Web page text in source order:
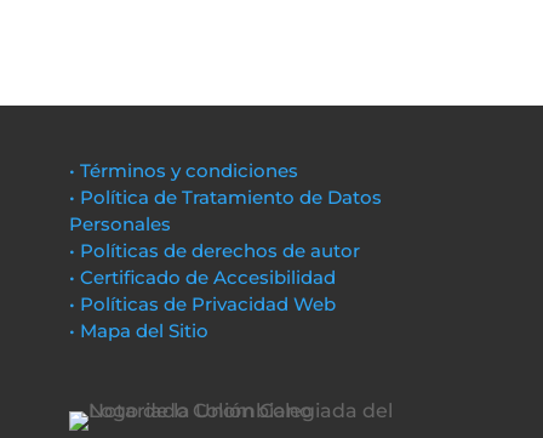
• Términos y condiciones
• Política de Tratamiento de Datos
Personales
• Políticas de derechos de autor
• Certificado de Accesibilidad
• Políticas de Privacidad Web
• Mapa del Sitio